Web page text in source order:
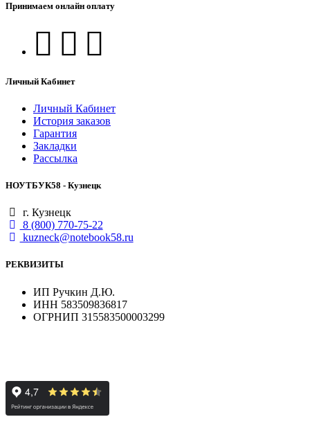
Принимаем онлайн оплату
Личный Кабинет
Личный Кабинет
История заказов
Гарантия
Закладки
Рассылка
НОУТБУК58 - Кузнецк
г. Кузнецк
8 (800) 770-75-22
kuzneck@notebook58.ru
РЕКВИЗИТЫ
ИП Ручкин Д.Ю.
ИНН 583509836817
ОГРНИП 315583500003299